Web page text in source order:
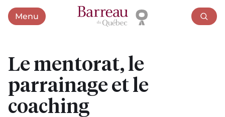
MenuOuvrir le menu
Le mentorat, le
parrainage et le
coaching